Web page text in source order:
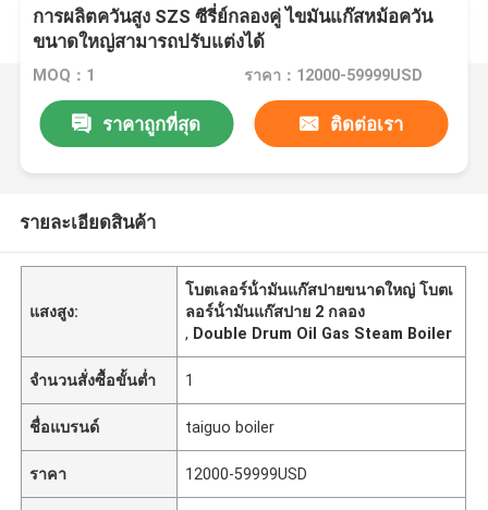
การผลิตควันสูง SZS ซีรี่ย์กลองคู่ ไขมันแก๊สหม้อควัน
ขนาดใหญ่สามารถปรับแต่งได้
MOQ：1 ราคา：12000-59999USD
ราคาถูกที่สุด ติดต่อเรา
รายละเอียดสินค้า
แสงสูง:
โบตเลอร์น้ํามันแก๊สปายขนาดใหญ่ โบตเ
ลอร์น้ํามันแก๊สปาย 2 กลอง
, Double Drum Oil Gas Steam Boiler
จำนวนสั่งซื้อขั้นต่ำ 1
ชื่อแบรนด์ taiguo boiler
ราคา 12000-59999USD